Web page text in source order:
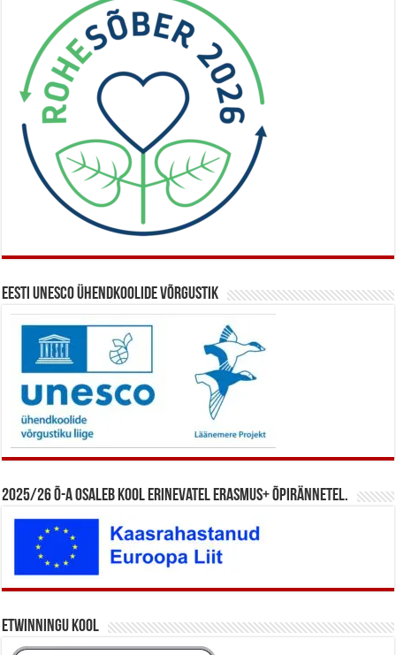
Eesti UNESCO ühendkoolide võrgustik
2025/26 õ-a osaleb kool erinevatel Erasmus+ õpirännetel.
eTwinningu kool